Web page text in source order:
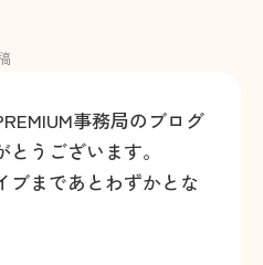
事務局のブログ
うございます。
ブまであとわずかとな